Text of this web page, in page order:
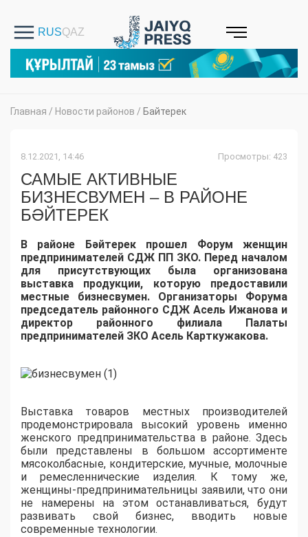
Главная / Новости районов / Байтерек
8.12.2021, 14:46 Просмотры: 423
САМЫЕ АКТИВНЫЕ
БИЗНЕСВУМЕН – В РАЙОНЕ
БӘЙТЕРЕК
В районе Бәйтерек прошел Форум женщин
предпринимателей СДЖ ПП ЗКО. Перед началом
для присутствующих была организована
выставка продукции, которую предоставили
местные бизнесвумен. Организаторы Форума
председатель районного СДЖ Асель Ижанова и
директор районного филиала Палаты
предпринимателей ЗКО Асель Карткужакова.
Выставка товаров местных производителей
продемонстрировала высокий уровень именно
женского предпринимательства в районе. Здесь
были представлены в большом ассортименте
мясоколбасные, кондитерские, мучные, молочные
и ремесленнические изделия. К тому же,
женщины-предпринимательницы заявили, что они
не намерены на этом останавливаться, будут
развивать свой бизнес, вводить новые
современные технологии.